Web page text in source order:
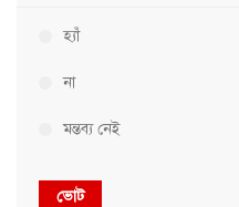
হ্যাঁ
না
মন্তব্য নেই
ভোট